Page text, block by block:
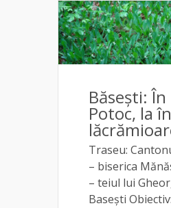
Băsești:
Potoc, la
Traseu:
– biserica
– teiul lui
Basești